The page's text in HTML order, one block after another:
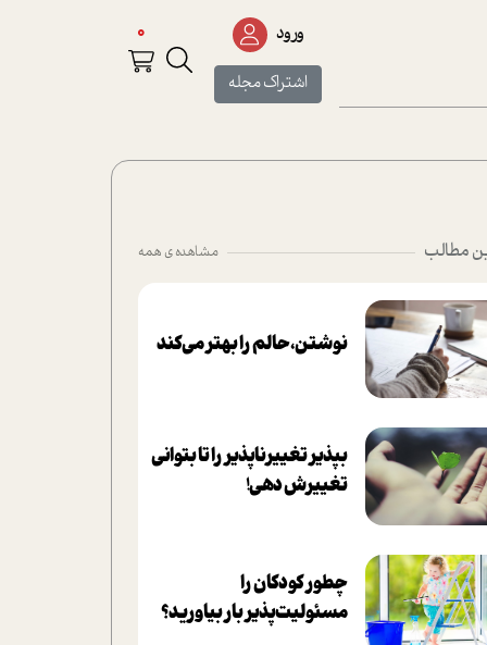
ورود
اشتراک مجله
0
مطالب مشاهده ی همه
نوشتن، حالم را بهتر می‌کند
بپذير تغييرناپذير را تا بتواني
تغييرش دهي!‏
چطور کودکان را
مسئولیت‌پذیر بار بیاورید؟